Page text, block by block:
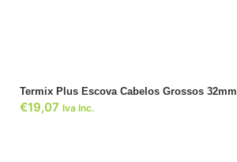
Termix Plus Escova Cabelos Grossos 32mm
€19,07 Iva Inc.